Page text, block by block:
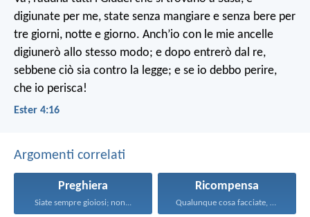
digiunate per me, state senza mangiare e senza bere per
tre giorni, notte e giorno. Anch’io con le mie ancelle
digiunerò allo stesso modo; e dopo entrerò dal re,
sebbene ciò sia contro la legge; e se io debbo perire,
che io perisca!
Ester 4:16
Argomenti correlati
Preghiera
Siate sempre gioiosi; non...
Ricompensa
Qualunque cosa facciate, fatela...